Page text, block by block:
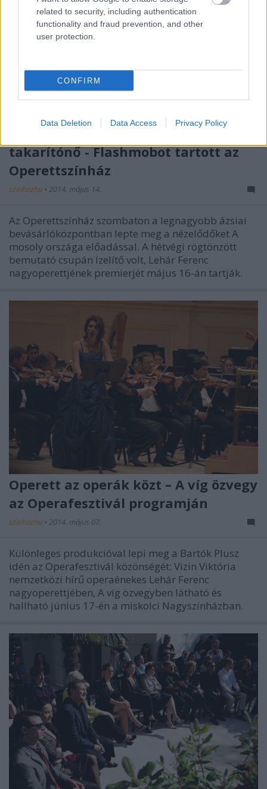
related to security, including authentication
functionality and fraud prevention, and other
user protection.
CONFIRM
Data Deletion Data Access Privacy Policy
A kínai herceg és egy szerencsés
takarítónő - Flashmobot tartott az
Operettszínház
szinhazhu • 2014. május 14.
Az Operettszínház szombaton a legnagyobb ázsiai
bevásárlóközpontban lepte meg a nézelődőket A
mosoly országa előadással. A hétvégi rögtönzött
bemutató csupán ízelítő volt, Lehár Ferenc
nagyoperettjének premierjét május 16-án tartják.
Operett az operák közt – A víg özvegy
az Operafesztivál programján
szinhazhu • 2014. május 07.
Különleges produkcióval lepi meg a Bartók Plusz
idén az Operafesztivál közönségét: Vizin Viktória
nemzetközi hírű operaénekes Lehár Ferenc
nagyoperettjében, A víg özvegyben látható és
hallható június 17-én a miskolci Nagyszínházban.